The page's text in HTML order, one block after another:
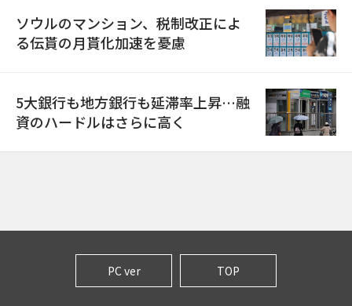
ソウルのマンション、税制改正によ
る伝貰の月貰化加速を憂慮
5大銀行も地方銀行も延滞率上昇…融
資のハードルはさらに高く
PC ver TOP